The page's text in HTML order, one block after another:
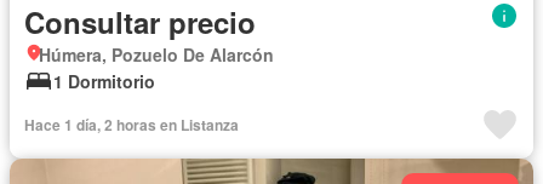
Consultar precio
Húmera, Pozuelo De Alarcón
1 Dormitorio
Hace 1 día, 2 horas en Listanza